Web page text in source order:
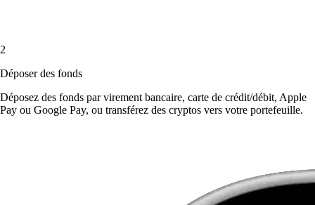
2
Déposer des fonds
Déposez des fonds par virement bancaire, carte de crédit/débit, Apple
Pay ou Google Pay, ou transférez des cryptos vers votre portefeuille.